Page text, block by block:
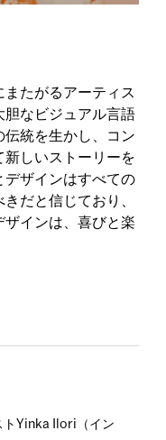
たがるアーティス
胆なビジュアル言語
統を生かし、コン
しいストーリーを
デザインはすべての
だと信じており、
インは、喜びと楽
トYinka Ilori（イン